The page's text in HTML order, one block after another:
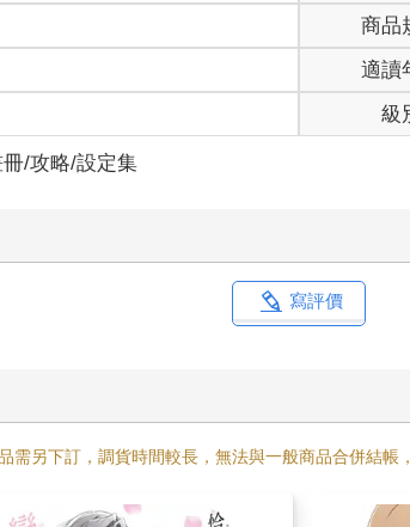
商品
適讀
級
/攻略/設定集
寫評價
需另下訂，調貨時間較長，無法與一般商品合併結帳